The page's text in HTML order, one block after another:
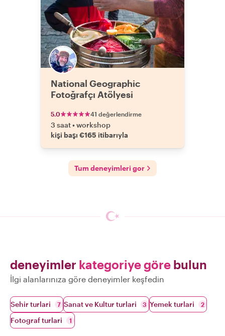
National Geographic
Fotoğrafçı Atölyesi
5.0 41 değerlendirme
3 saat•workshop
kişi başı €165 itibarıyla
Tum deneyimleri gor
deneyimler kategoriye göre bulun
İlgi alanlarınıza göre deneyimler keşfedin
Sehir turlari 7 Sanat ve Kultur turlari 3 Yemek turlari 2
Fotograf turlari 1